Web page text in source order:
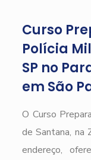
Curso
Polícia
SP no
em São
O Curso
de Santana, na
endereço,